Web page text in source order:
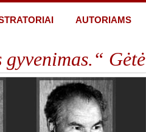
AUTORIAMS
Gėtė